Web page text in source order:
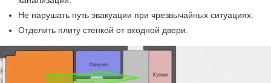
Не нарушать путь эвакуации при чрезвычайных ситуациях.
Отделить плиту стенкой от входной двери.